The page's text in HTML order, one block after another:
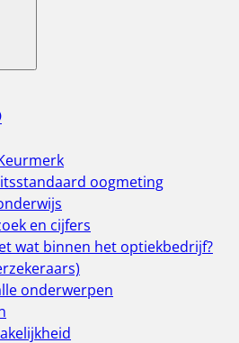
oogmeting
en cijfers
wat binnen het optiekbedrijf?
onderwerpen